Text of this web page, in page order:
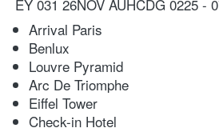
EY 031 26NOV AUHCDG 0225 -
Arrival Paris
Benlux
Louvre Pyramid
Arc De Triomphe
Eiffel Tower
Check-in Hotel